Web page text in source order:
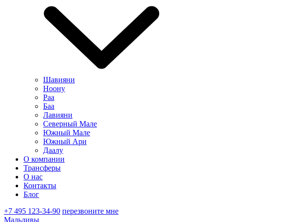
Шавияни
Ноону
Раа
Баа
Лавияни
Северный Мале
Южный Мале
Южный Ари
Даалу
О компании
Трансферы
О нас
Контакты
Блог
+7 495 123-34-90 перезвоните мне
Мальдивы